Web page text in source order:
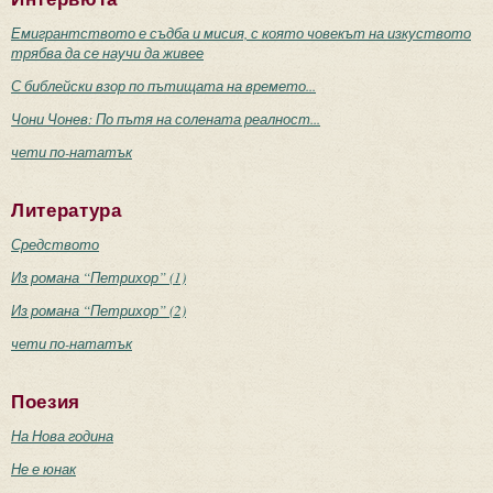
Емигрантството е съдба и мисия, с която човекът на изкуството
трябва да се научи да живее
С библейски взор по пътищата на времето...
Чони Чонев: По пътя на солената реалност...
чети по-нататък
Литература
Средството
Из романа “Петрихор” (1)
Из романа “Петрихор” (2)
чети по-нататък
Поезия
На Нова година
Не е юнак